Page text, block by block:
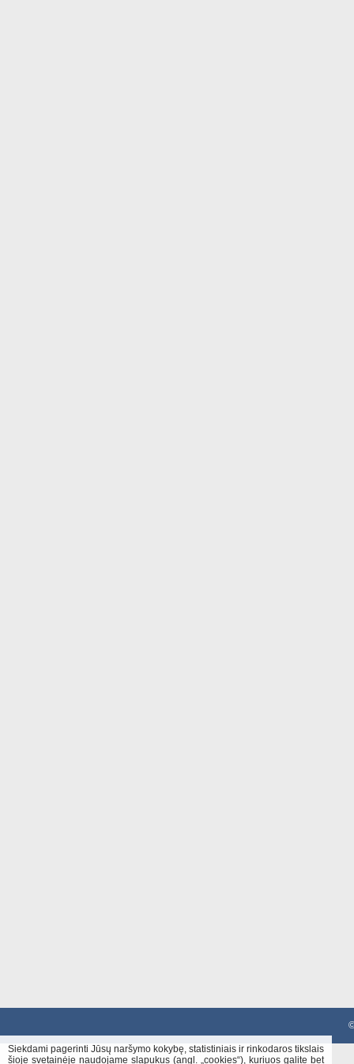
Siekdami pagerinti Jūsų naršymo kokybę, statistiniais ir rinkodaros tikslais
šioje svetainėje naudojame slapukus (angl. „cookies“), kuriuos galite bet